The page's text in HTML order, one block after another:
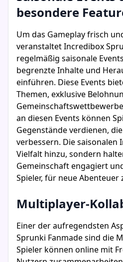
besondere
Um das Gameplay frisch
veranstaltet Incredibox
regelmäßig saisonale
begrenzte Inhalte und
einführen. Diese Events
Themen, exklusive
an diesen Events können
Gegenstände verdienen,
verbessern. Die
Vielfalt hinzu, sondern
Gemeinschaft engagiert
Spieler, für neue
Multiplayer-
Einer der aufregendsten
Sprunki Fanmade sind die
Spieler können online mit